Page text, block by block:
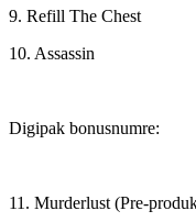
9. Refill The Chest
10. Assassin
Digipak bonusnumre:
11. Murderlust (Pre-